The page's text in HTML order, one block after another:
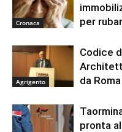
Cronaca
per
Agrigento
Codice
da
pronta